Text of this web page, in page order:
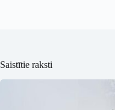
Saistītie raksti